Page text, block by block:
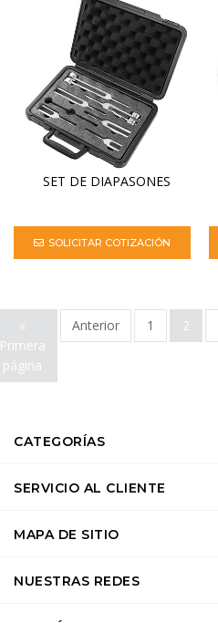
SET DE DIAPASONES
SOLICITAR COTIZACIÓN
«
página
Anterior 1 2
CATEGORÍAS
SERVICIO AL CLIENTE
MAPA DE SITIO
NUESTRAS REDES